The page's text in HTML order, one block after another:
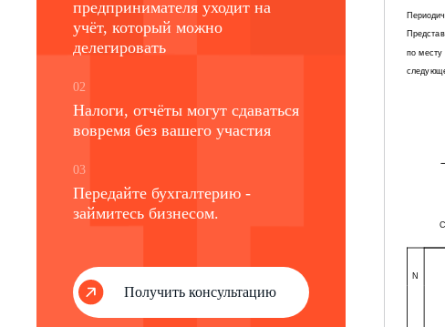
предпринимателя уходит на
учёт, который можно
делегировать
02
Налоги, отчёты могут сдаваться
вовремя без вашего участия
03
Передайте бухгалтерию -
займитесь бизнесом.
Получить консультацию
по месту
N